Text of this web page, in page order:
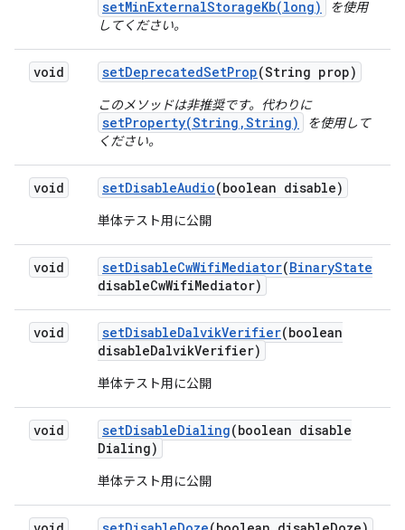
setMinExternalStorageKb(long)
を使用
してください。
void setDeprecatedSetProp(String prop)
このメソッドは非推奨です。代わりに
setProperty(String,String)
を使用して
ください。
void setDisableAudio(boolean disable)
単体テスト用に公開
void setDisableCwWifiMediator(BinaryState
disableCwWifiMediator)
void setDisableDalvikVerifier(boolean
disableDalvikVerifier)
単体テスト用に公開
void setDisableDialing(boolean disable
Dialing)
単体テスト用に公開